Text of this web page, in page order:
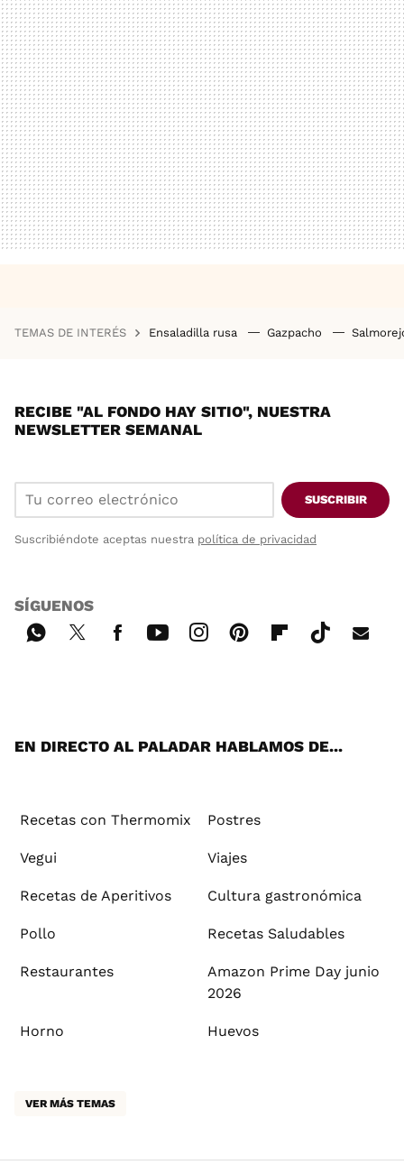
TEMAS DE INTERÉS Ensaladilla rusa Gazpacho
RECIBE "AL FONDO HAY SITIO", NUESTRA
NEWSLETTER SEMANAL
SUSCRIBIR
Suscribiéndote aceptas nuestra política de privacidad
SÍGUENOS
EN DIRECTO AL PALADAR HABLAMOS DE...
Recetas con Thermomix Postres
Vegui Viajes
Recetas de Aperitivos Cultura gastronómica
Pollo Recetas Saludables
Restaurantes
Amazon Prime Day junio
2026
Horno Huevos
VER MÁS TEMAS